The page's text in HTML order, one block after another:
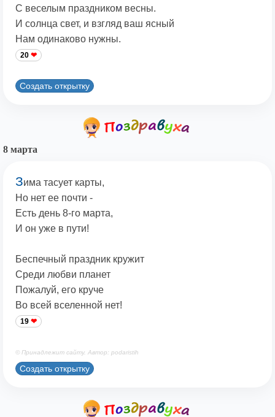
С веселым праздником весны.
И солнца свет, и взгляд ваш ясный
Нам одинаково нужны.
20
Создать открытку
8 марта
Зима тасует карты,
Но нет ее почти -
Есть день 8-го марта,
И он уже в пути!
Беспечный праздник кружит
Среди любви планет
Пожалуй, его круче
Во всей вселенной нет!
19
© Принадлежит сайту. Автор: podaristih
Создать открытку